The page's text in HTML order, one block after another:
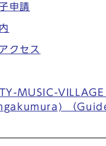
申請
クセス
MUSIC-
（